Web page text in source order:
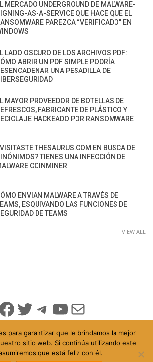
MERCADO UNDERGROUND DE MALWARE-
AS-A-SERVICE QUE HACE QUE EL
PAREZCA “VERIFICADO” EN
LADO OSCURO DE LOS ARCHIVOS PDF:
ABRIR UN PDF SIMPLE PODRÍA
UNA PESADILLA DE
MAYOR PROVEEDOR DE BOTELLAS DE
FABRICANTE DE PLÁSTICO Y
HACKEADO POR RANSOMWARE
THESAURUS.COM EN BUSCA DE
TIENES UNA INFECCIÓN DE
COINMINER
ENVIAN MALWARE A TRAVÉS DE
ESQUIVANDO LAS FUNCIONES DE
DE TEAMS
VIEW ALL
Facebook
Twitter
Telegram
YouTube
Mail
© 2026 Todo Derechos Reservados
para garantizar que le brindamos la mejor
sitio web. Si continúa utilizando este
que está feliz con él.